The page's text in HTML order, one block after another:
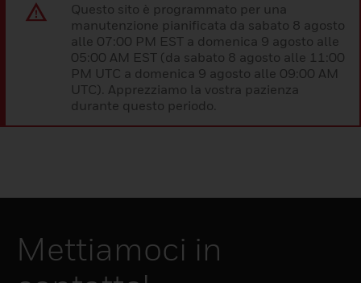
Questo sito è programmato per una
manutenzione pianificata da sabato 8 agosto
alle 07:00 PM EST a domenica 9 agosto alle
05:00 AM EST (da sabato 8 agosto alle 11:00
PM UTC a domenica 9 agosto alle 09:00 AM
UTC). Apprezziamo la vostra pazienza
durante questo periodo.
Mettiamoci in